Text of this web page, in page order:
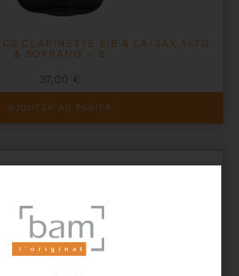
CLARINETTE SIB & LA/SAX ALTO
& SOPRANO – S
37,00 €
AJOUTER AU PANIER